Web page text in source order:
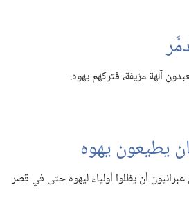
آلهة مزيفة،‏ فتركهم يهوه.‏
يطيعون يهوه
أن يظلوا أولياء ليهوه حتى في قصر